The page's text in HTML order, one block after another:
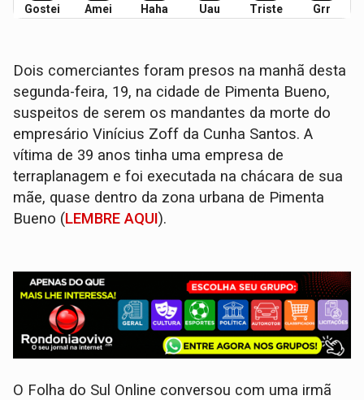
Gostei Amei Haha Uau Triste Grr
Dois comerciantes foram presos na manhã desta
segunda-feira, 19, na cidade de Pimenta Bueno,
suspeitos de serem os mandantes da morte do
empresário Vinícius Zoff da Cunha Santos. A
vítima de 39 anos tinha uma empresa de
terraplanagem e foi executada na chácara de sua
mãe, quase dentro da zona urbana de Pimenta
Bueno (LEMBRE AQUI).
O Folha do Sul Online conversou com uma irmã